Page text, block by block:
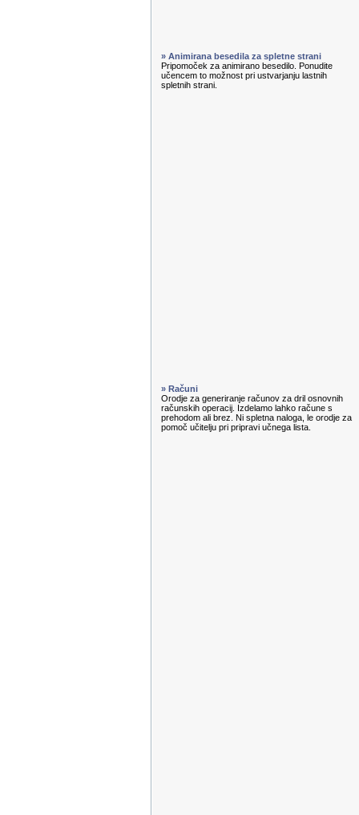
» Animirana besedila za spletne strani
Pripomoček za animirano besedilo. Ponudite
učencem to možnost pri ustvarjanju lastnih
spletnih strani.
» Računi
Orodje za generiranje računov za dril osnovnih
računskih operacij. Izdelamo lahko račune s
prehodom ali brez. Ni spletna naloga, le orodje za
pomoč učitelju pri pripravi učnega lista.